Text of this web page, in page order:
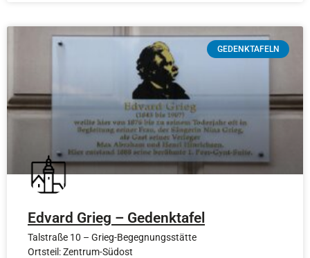
GEDENKTAFELN
Edvard Grieg – Gedenktafel
Talstraße 10 – Grieg-Begegnungsstätte
Ortsteil: Zentrum-Südost